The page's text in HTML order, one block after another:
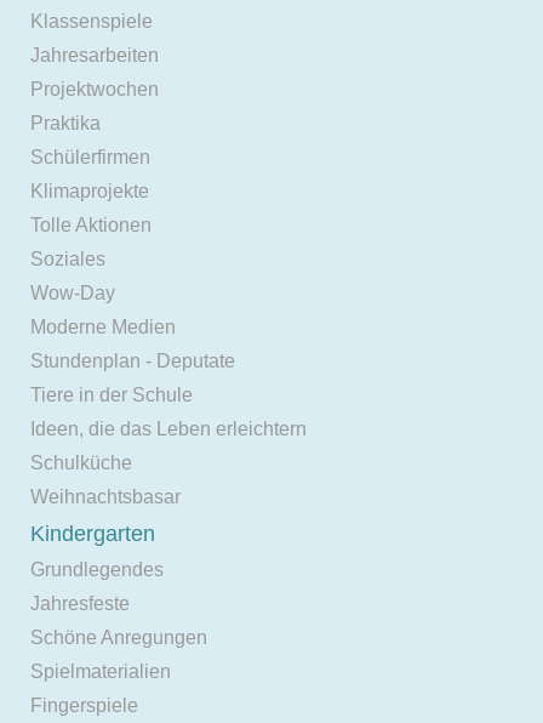
Klassenspiele
Jahresarbeiten
Projektwochen
Praktika
Schülerfirmen
Klimaprojekte
Tolle Aktionen
Soziales
Wow-Day
Moderne Medien
Stundenplan - Deputate
Tiere in der Schule
Ideen, die das Leben erleichtern
Schulküche
Weihnachtsbasar
Kindergarten
Grundlegendes
Jahresfeste
Schöne Anregungen
Spielmaterialien
Fingerspiele